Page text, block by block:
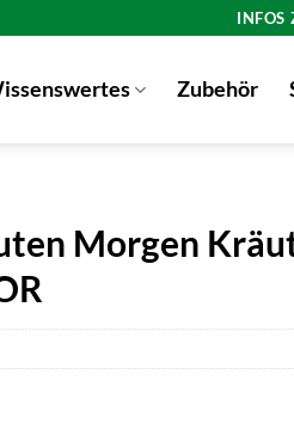
INFOS
Zubehör
Morgen